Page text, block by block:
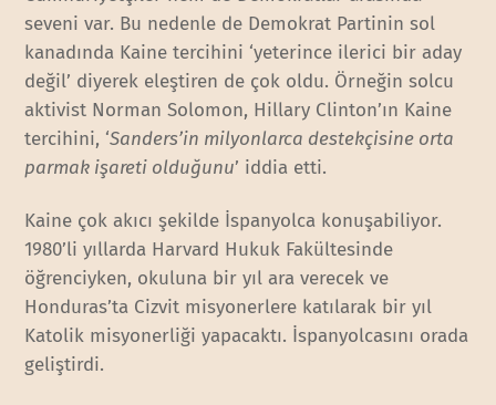
seveni var. Bu nedenle de Demokrat Partinin sol
kanadında Kaine tercihini ‘yeterince ilerici bir aday
değil’ diyerek eleştiren de çok oldu. Örneğin solcu
aktivist Norman Solomon, Hillary Clinton’ın Kaine
tercihini, ‘Sanders’in milyonlarca destekçisine orta
parmak işareti olduğunu’ iddia etti.
Kaine çok akıcı şekilde İspanyolca konuşabiliyor.
1980’li yıllarda Harvard Hukuk Fakültesinde
öğrenciyken, okuluna bir yıl ara verecek ve
Honduras’ta Cizvit misyonerlere katılarak bir yıl
Katolik misyonerliği yapacaktı. İspanyolcasını orada
geliştirdi.